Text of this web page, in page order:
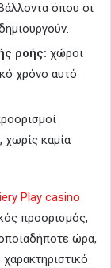
όπου οι
ροής: χώροι
χρόνο αυτό
χωρίς καμία
Play casino
προορισμός,
ώρα,